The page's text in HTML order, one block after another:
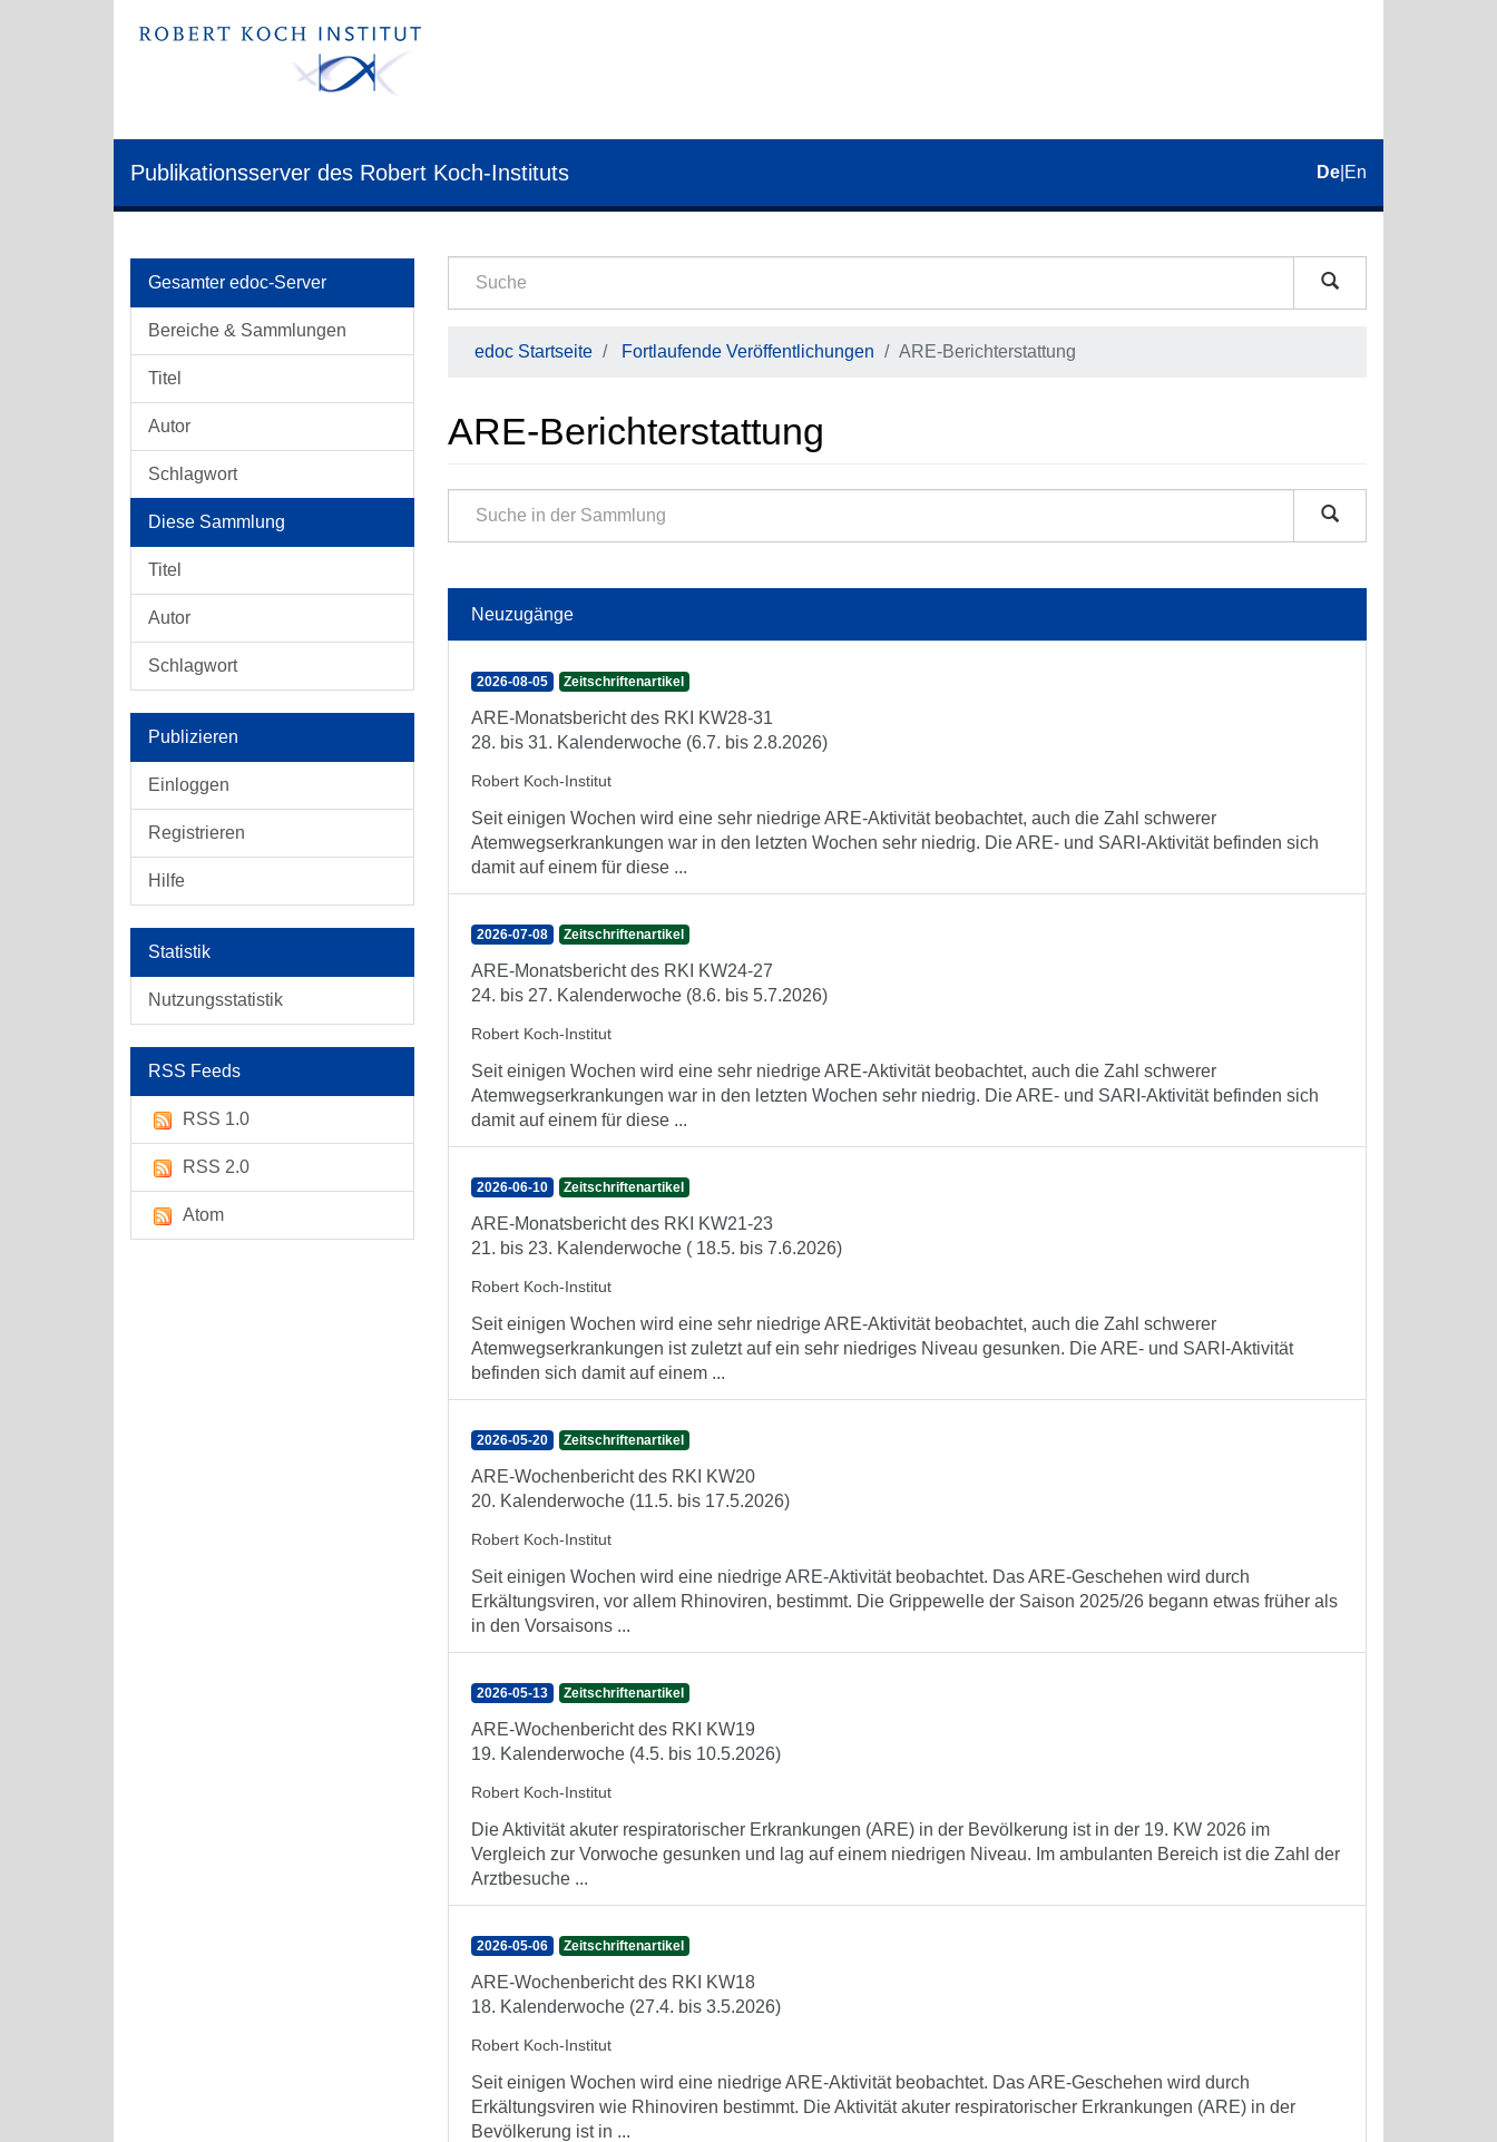
Publikationsserver des Robert Koch-Instituts De En
Gesamter edoc-Server
Bereiche & Sammlungen
Titel
Autor
Schlagwort
Diese Sammlung
Titel
Autor
Schlagwort
Publizieren
Einloggen
Registrieren
Hilfe
Statistik
Nutzungsstatistik
RSS Feeds
RSS 1.0
RSS 2.0
Atom
edoc Startseite Fortlaufende Veröffentlichungen ARE-Berichterstattung
ARE-Berichterstattung
Neuzugänge
2026-08-05 Zeitschriftenartikel
ARE-Monatsbericht des RKI KW28-31
28. bis 31. Kalenderwoche (6.7. bis 2.8.2026)
Robert Koch-Institut
Seit einigen Wochen wird eine sehr niedrige ARE-Aktivität beobachtet, auch die Zahl schwerer
Atemwegserkrankungen war in den letzten Wochen sehr niedrig. Die ARE- und SARI-Aktivität befinden sich
damit auf einem für diese ...
2026-07-08 Zeitschriftenartikel
ARE-Monatsbericht des RKI KW24-27
24. bis 27. Kalenderwoche (8.6. bis 5.7.2026)
Robert Koch-Institut
Seit einigen Wochen wird eine sehr niedrige ARE-Aktivität beobachtet, auch die Zahl schwerer
Atemwegserkrankungen war in den letzten Wochen sehr niedrig. Die ARE- und SARI-Aktivität befinden sich
damit auf einem für diese ...
2026-06-10 Zeitschriftenartikel
ARE-Monatsbericht des RKI KW21-23
21. bis 23. Kalenderwoche ( 18.5. bis 7.6.2026)
Robert Koch-Institut
Seit einigen Wochen wird eine sehr niedrige ARE-Aktivität beobachtet, auch die Zahl schwerer
Atemwegserkrankungen ist zuletzt auf ein sehr niedriges Niveau gesunken. Die ARE- und SARI-Aktivität
befinden sich damit auf einem ...
2026-05-20 Zeitschriftenartikel
ARE-Wochenbericht des RKI KW20
20. Kalenderwoche (11.5. bis 17.5.2026)
Robert Koch-Institut
Seit einigen Wochen wird eine niedrige ARE-Aktivität beobachtet. Das ARE-Geschehen wird durch
Erkältungsviren, vor allem Rhinoviren, bestimmt. Die Grippewelle der Saison 2025/26 begann etwas früher als
in den Vorsaisons ...
2026-05-13 Zeitschriftenartikel
ARE-Wochenbericht des RKI KW19
19. Kalenderwoche (4.5. bis 10.5.2026)
Robert Koch-Institut
Die Aktivität akuter respiratorischer Erkrankungen (ARE) in der Bevölkerung ist in der 19. KW 2026 im
Vergleich zur Vorwoche gesunken und lag auf einem niedrigen Niveau. Im ambulanten Bereich ist die Zahl der
Arztbesuche ...
2026-05-06 Zeitschriftenartikel
ARE-Wochenbericht des RKI KW18
18. Kalenderwoche (27.4. bis 3.5.2026)
Robert Koch-Institut
Seit einigen Wochen wird eine niedrige ARE-Aktivität beobachtet. Das ARE-Geschehen wird durch
Erkältungsviren wie Rhinoviren bestimmt. Die Aktivität akuter respiratorischer Erkrankungen (ARE) in der
Bevölkerung ist in ...